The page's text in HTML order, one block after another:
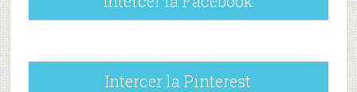
Intercer la Pinterest